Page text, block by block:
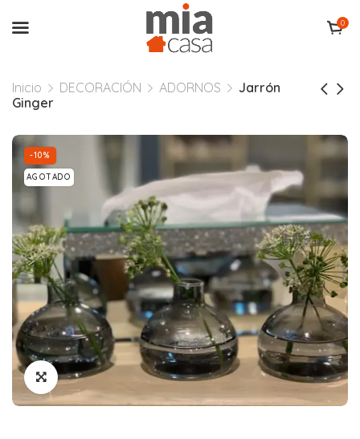
0
Inicio DECORACIÓN ADORNOS
Jarrón
Ginger
-10%
AGOTADO